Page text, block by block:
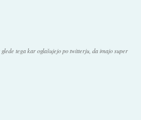
tega kar oglašujejo po twitterju, da imajo super